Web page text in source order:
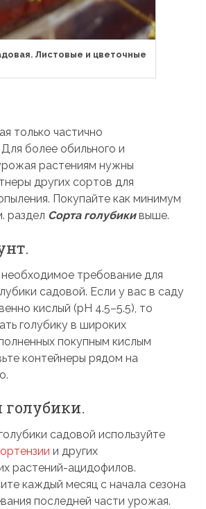
Листовые и цветочные
только частично
более обильного и
растениям нужны
других сортов для
Покупайте как минимум
раздел Сорта голубикивыше.
требование для
садовой. Если у вас в саду
кислый (pH 4.5–5.5), то
голубику в широких
покупным кислым
контейнеры рядом на
садовой используйте
и других
растений-ацидофилов.
каждый месяц с начала сезона
последней части урожая.